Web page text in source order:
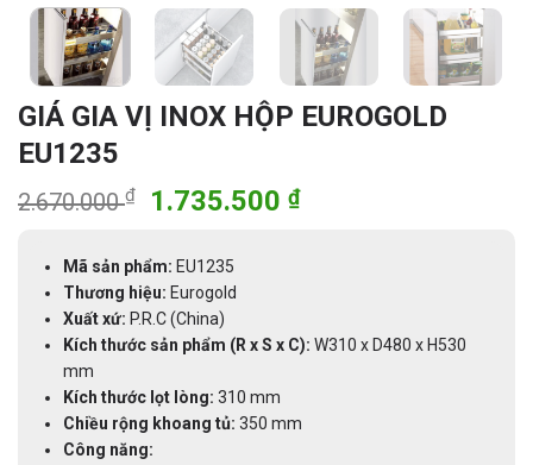
GIÁ GIA VỊ INOX HỘP EUROGOLD
EU1235
2.670.000₫
Giá
là:
2.670.000 ₫.
1.735.500 ₫Giá
Mã sản phẩm: EU1235
Thương hiệu: Eurogold
Xuất xứ: P.R.C (China)
Kích thước sản phẩm (R x S x C): W310 x D480 x H530
mm
Kích thước lọt lòng: 310 mm
Chiều rộng khoang tủ: 350 mm
Công năng: